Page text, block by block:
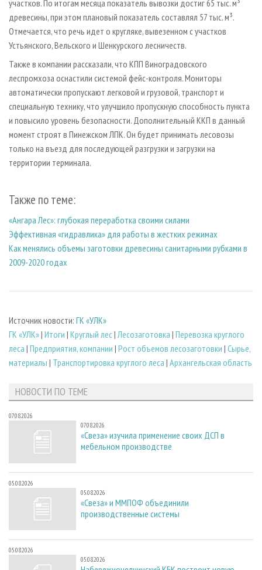
БИОЭНЕРГЕТИКА
ЦБП
ИНСТРУМЕНТ И МАТЕРИАЛЫ
ПРИОРИТЕТНЫЕ ИНВЕСТПРОЕКТЫ
RUSSIAN FORESTRY REVIEW
ГАЗЕТА ЛЕСПРОМФОРУМ
БИБЛИОТЕКА СПЕЦИАЛИСТА
участков. По итогам месяца показатель вывозки достиг 65 тыс. м³
древесины, при этом плановый показатель составлял 57 тыс. м³.
Отмечается, что речь идет о кругляке, вывезенном с участков
Устьянского, Вельского и Шенкурского лесничеств.
Также в компании рассказали, что КПП Виноградовского
леспромхоза оснастили системой фейс-контроля. Мониторы
автоматически пропускают легковой и грузовой, транспорт и
специальную технику, что улучшило пропускную способность пункта
и повысило уровень безопасности. Дополнительный ККП в данный
момент строят в Пинежском ЛПК. Он будет принимать лесовозы
только на въезд для последующей разгрузки и загрузки на
территории терминала.
Также по теме:
«Ангара Лес»: глубокая переработка своими силами
Эффективная «гидравлика» для работы в жестких режимах
Как менялись объемы заготовки древесины санитарными рубками в
2009-2020 годах
Источник новости: ГК «УЛК»
ГК «УЛК»| Итоги | Круглый лес| Лесозаготовка | Перевозка круглого
леса | Предприятия, компании | Рост объемов лесозаготовки | Сырье,
материалы | Транспортировка круглого леса | Архангельская область
НОВОСТИ ПО ТЕМЕ
07.08.2026
07.08.2026
«Свеза» изучила применение своих ДСП в
мебельном производстве
05.08.2026
05.08.2026
«Свеза» и ММПОФ объединили
производственные системы
05.08.2026
05.08.2026